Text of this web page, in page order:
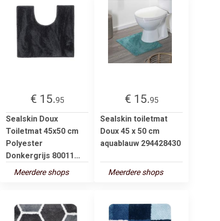
€ 15.95
Sealskin Doux
Toiletmat 45x50 cm
Polyester
Donkergrijs 80011...
Meerdere shops
€ 15.95
Sealskin toiletmat
Doux 45 x 50 cm
aquablauw 294428430
Meerdere shops